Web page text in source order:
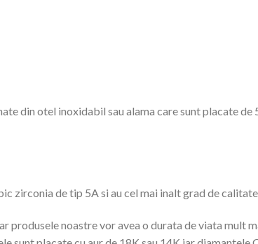
din otel inoxidabil sau alama care sunt placate
zirconia de tip 5A si au cel mai inalt grad de
produsele noastre vor avea o durata de viata mult